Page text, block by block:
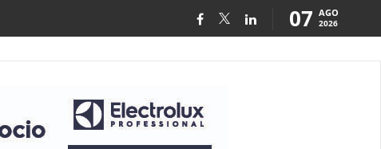
07 AGO
2026